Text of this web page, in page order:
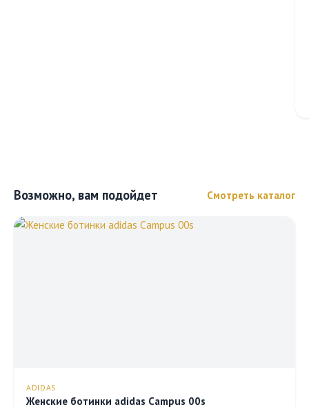
Возможно, вам подойдет Смотреть каталог
ADIDAS
Женские ботинки adidas Campus 00s